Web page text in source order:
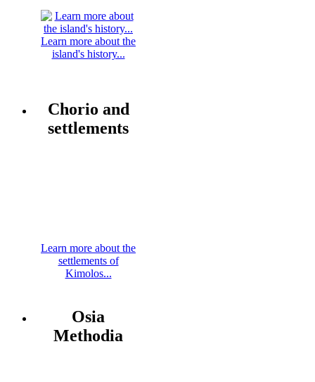
Learn more about the
island's history...
Chorio and
settlements
Learn more about the
settlements of
Kimolos...
Osia
Methodia